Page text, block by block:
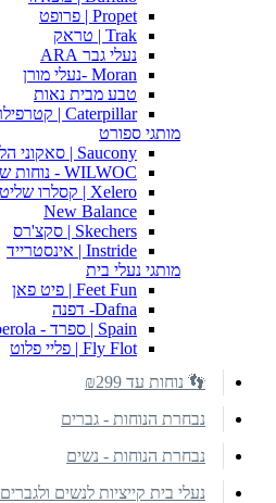
Propet | פרופט
Trak | טראק
נעלי גבר ARA
Moran -נעלי מורן
טבע מבית נאות
Caterpillar | קטרפילר
מותגי ספורט
Saucony | סאקוני הליכה דינמית עם תמיכה נכונה
WILWOC - נוחות שנשארת איתך כל היום
Xelero | קסלרו שליטה ויציבות בכל צעד
New Balance
Skechers | סקצ'רס
Instride | אינסטרייד
מותגי נעלי בית
Feet Fun | פיט פאן
Dafna- דפנה
Spain | ספרד - Alberola
Fly Flot | פליי פלוט
👣 נוחות עד ₪299
נבחרת הנוחות - גברים
נבחרת הנוחות - נשים
נעלי בית קייציות לנשים ולגברים